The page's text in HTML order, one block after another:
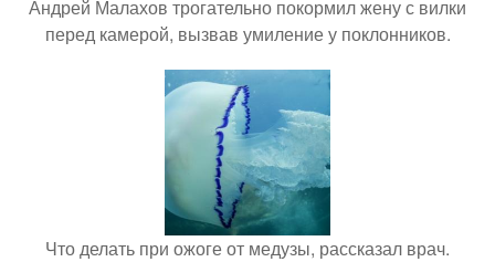
Андрей Малахов трогательно покормил жену с вилки
перед камерой, вызвав умиление у поклонников.
Что делать при ожоге от медузы, рассказал врач.